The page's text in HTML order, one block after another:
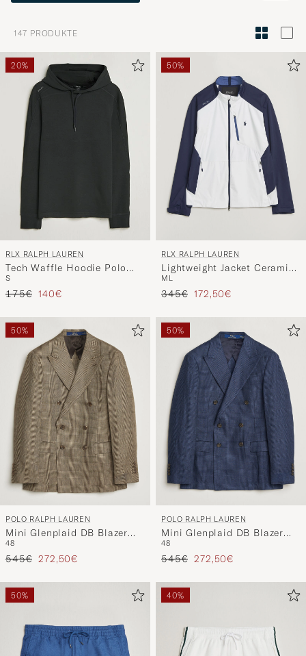
zur
Funktion
"Mein
Stil"
zu
aktivieren
und
erleben
eine
Auswahl,
Stil
147 PRODUKTE
20%
RLX RALPH LAUREN
Tech Waffle Hoodie Polo
Black
S
Regulärer Preis
175€ Reduzierter Preis
140€
50%
RLX RALPH LAUREN
Lightweight Jacket Ceramic
White/Refined Navy
M L
Regulärer Preis
345€ Reduzierter Preis
172,50€
50%
POLO RALPH LAUREN
Mini Glenplaid DB Blazer
Sage Multi
48
Regulärer Preis
545€ Reduzierter Preis
272,50€
50%
POLO RALPH LAUREN
Mini Glenplaid DB Blazer
Spring Navy
48
Regulärer Preis
545€ Reduzierter Preis
272,50€
50% 40%